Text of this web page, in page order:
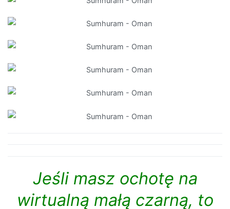
Jeśli masz ochotę na
wirtualną małą czarną, to